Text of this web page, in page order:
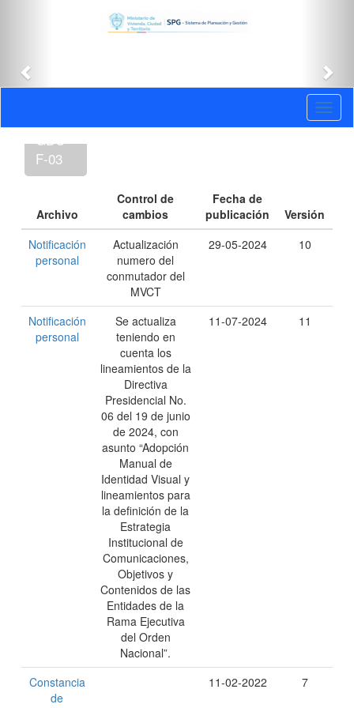
GDC-
F-03
Archivo
Control de
cambios
Fecha de
publicación
Versión
Notificación
personal
Actualización
numero del
conmutador del
MVCT
29-05-2024 10
Notificación
personal
Se actualiza
teniendo en
cuenta los
lineamientos de la
Directiva
Presidencial No.
06 del 19 de junio
de 2024, con
asunto “Adopción
Manual de
Identidad Visual y
lineamientos para
la definición de la
Estrategia
Institucional de
Comunicaciones,
Objetivos y
Contenidos de las
Entidades de la
Rama Ejecutiva
del Orden
Nacional”.
11-07-2024 11
Constancia
de
11-02-2022 7